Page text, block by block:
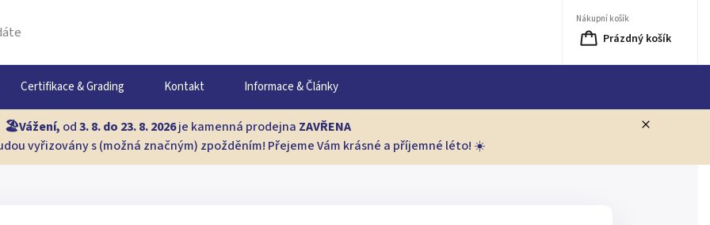
Nákupní košík
Prázdný košík
Certifikace & Grading Kontakt Informace & Články
🏖️Vážení, od3. 8. do 23. 8. 2026je kamenná prodejna ZAVŘENA
vyřizovány s (možná značným) zpožděním! Přejeme Vám krásné a příjemné léto! ☀️